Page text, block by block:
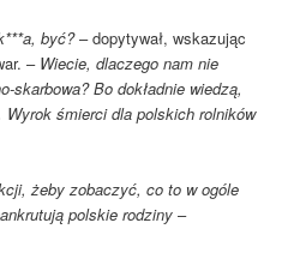
być?– dopytywał, wskazując
– Wiecie, dlaczego nam nie
skarbowa? Bo dokładnie wiedzą,
śmierci dla polskich rolników
żeby zobaczyć, co to w ogóle
polskie rodziny –